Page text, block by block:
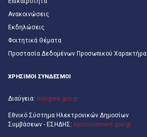
Ανακοινώσεις
Εκδηλώσεις
Φοιτητικά Θέματα
Προστασία Δεδομένων Προσωπικού Χαρακτήρα
ΧΡΗΣΙΜΟΙ ΣΥΝΔΕΣΜΟΙ
Διαύγεια: diavgeia.gov.gr
Εθνικό Σύστημα Ηλεκτρονικών Δημοσίων
Συμβάσεων - ΕΣΗΔΗΣ: eprocurement.gov.gr